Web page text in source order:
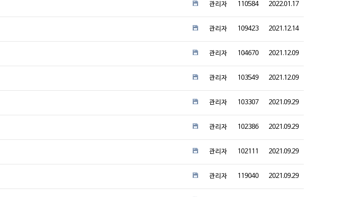
관리자 110584 2022.01.17
관리자 109423 2021.12.14
관리자 104670 2021.12.09
관리자 103549 2021.12.09
관리자 103307 2021.09.29
관리자 102386 2021.09.29
관리자 102111 2021.09.29
관리자 119040 2021.09.29